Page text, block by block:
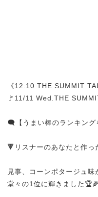
《12:10 THE SUMMIT
🚩11/11 Wed.THE
🗨️【うまい棒のランキング
🔻リスナーのあなたと作っ
見事、コーンポタージュ味
堂々の1位に輝きました